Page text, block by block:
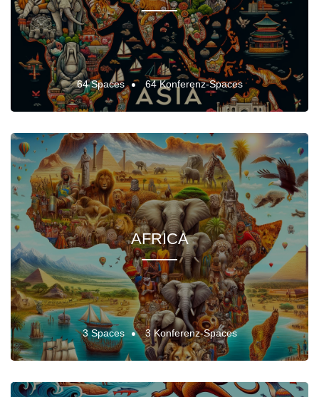
64 Spaces 64 Konferenz-Spaces
AFRICA
3 Spaces 3 Konferenz-Spaces